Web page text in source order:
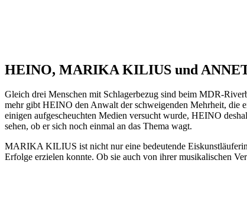
HEINO, MARIKA KILIUS und
Gleich drei Menschen mit Schlagerbezug sind beim MDR-
mehr gibt HEINO den Anwalt der schweigenden Mehrheit, die
einigen aufgescheuchten Medien versucht wurde, HEINO
sehen, ob er sich noch einmal an das Thema wagt.
MARIKA KILIUS ist nicht nur eine bedeutende
Erfolge erzielen konnte. Ob sie auch von ihrer musikalischen